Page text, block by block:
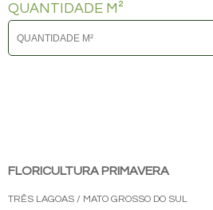
QUANTIDADE M²
FLORICULTURA PRIMAVERA
TRÊS LAGOAS / MATO GROSSO DO SUL